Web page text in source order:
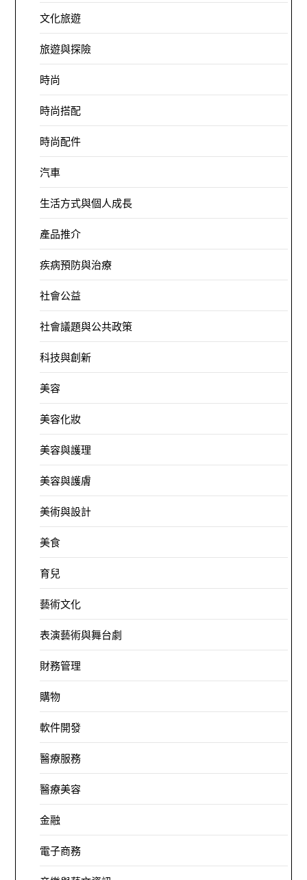
文化旅遊
旅遊與探險
時尚
時尚搭配
時尚配件
汽車
生活方式與個人成長
產品推介
疾病預防與治療
社會公益
社會議題與公共政策
科技與創新
美容
美容化妝
美容與護理
美容與護膚
美術與設計
美食
育兒
藝術文化
表演藝術與舞台劇
財務管理
購物
軟件開發
醫療服務
醫療美容
金融
電子商務